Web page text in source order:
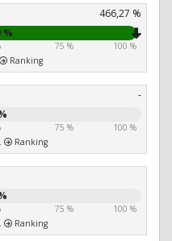
466,27 %
%
75 %
100 %
Ranking
-
75 %
100 %
Ranking
75 %
100 %
Ranking